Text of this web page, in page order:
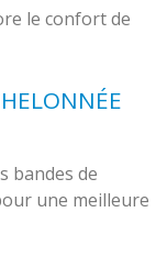
le confort de
bandes de
une meilleure